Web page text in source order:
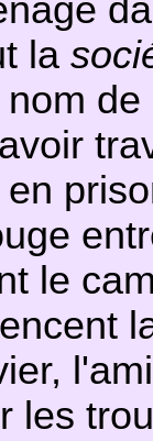
la
de
le
les